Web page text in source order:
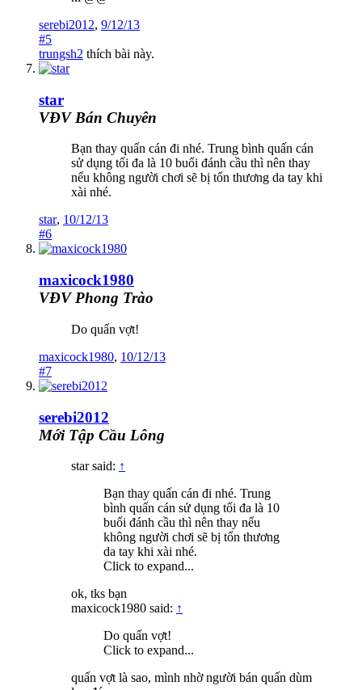
serebi2012, 9/12/13
#5
trungsh2 thích bài này.
star
VĐV Bán Chuyên
Bạn thay quấn cán đi nhé. Trung bình quấn cán
sử dụng tối đa là 10 buổi đánh cầu thì nên thay
nếu không người chơi sẽ bị tổn thương da tay khi
xài nhé.
star, 10/12/13
#6
maxicock1980
VĐV Phong Trào
Do quấn vợt!
maxicock1980, 10/12/13
#7
serebi2012
Mới Tập Cầu Lông
star said: ↑
Bạn thay quấn cán đi nhé. Trung
bình quấn cán sử dụng tối đa là 10
buổi đánh cầu thì nên thay nếu
không người chơi sẽ bị tổn thương
da tay khi xài nhé.
Click to expand...
ok, tks bạn
maxicock1980 said: ↑
Do quấn vợt!
Click to expand...
quấn vợt là sao, mình nhờ người bán quấn dùm